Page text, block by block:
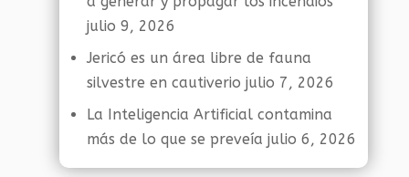
julio 9, 2026
Jericó es un área libre de fauna
silvestre en cautiverio julio 7, 2026
La Inteligencia Artificial contamina
más de lo que se preveía julio 6, 2026